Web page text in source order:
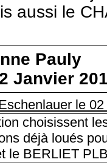
aussi le
Pauly
Janvier
le
choisissent
déjà loués
le BERLIET